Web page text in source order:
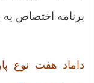
برنامه اختصاص
داماد هفت نوع